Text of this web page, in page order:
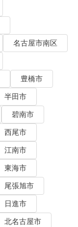
名古屋市南区
豊橋市
半田市
碧南市
西尾市
江南市
東海市
尾張旭市
日進市
北名古屋市